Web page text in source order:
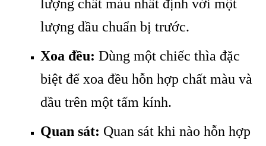
lượng chất màu nhất định với một
lượng dầu chuẩn bị trước.
Xoa đều: Dùng một chiếc thìa đặc
biệt để xoa đều hỗn hợp chất màu và
dầu trên một tấm kính.
Quan sát: Quan sát khi nào hỗn hợp